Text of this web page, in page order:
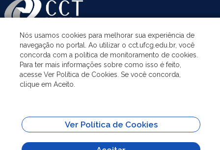
ASSUNTOS
ACESSO À INFORMAÇÃO
SITES IMPORTANTES
Nós usamos cookies para melhorar sua experiência de
navegação no portal. Ao utilizar o cct.ufcg.edu.br, você
concorda com a política de monitoramento de cookies.
Para ter mais informações sobre como isso é feito,
acesse Ver Política de Cookies. Se você concorda,
clique em Aceito.
Ver Política de Cookies